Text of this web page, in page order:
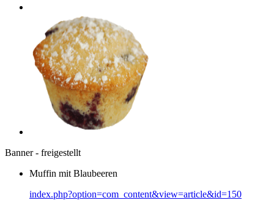
Banner - freigestellt
Muffin mit Blaubeeren
index.php?option=com_content&view=article&id=150